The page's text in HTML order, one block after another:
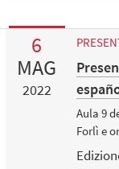
6
MAG
2022
Aula 9
Forlì e